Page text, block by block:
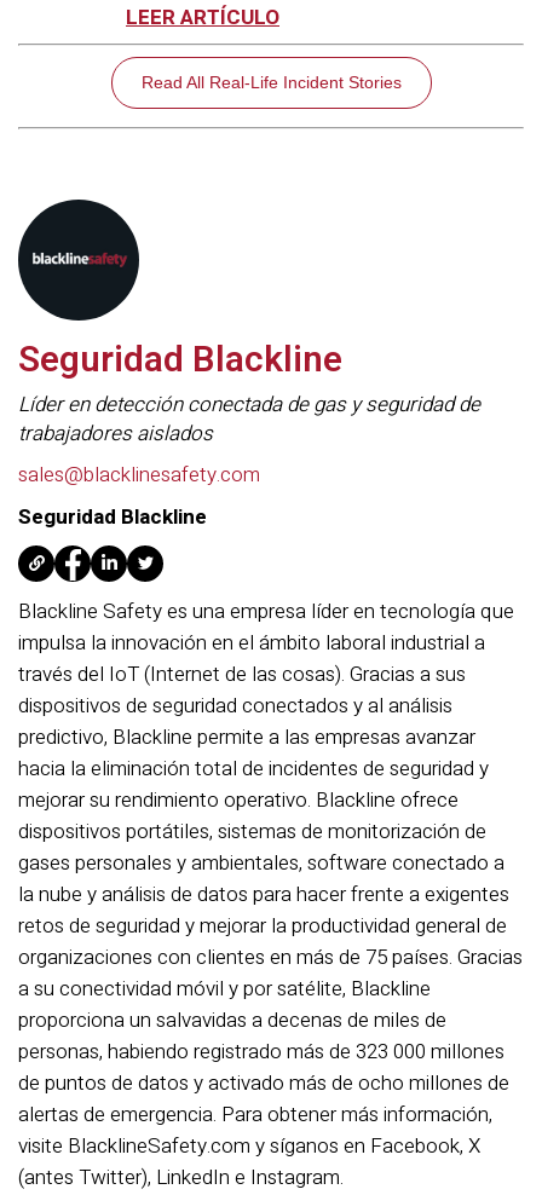
LEER ARTÍCULO
Read All Real-Life Incident Stories
Seguridad Blackline
Líder en detección conectada de gas y seguridad de
trabajadores aislados
sales@blacklinesafety.com
Seguridad Blackline
Blackline Safety es una empresa líder en tecnología que
impulsa la innovación en el ámbito laboral industrial a
través del IoT (Internet de las cosas). Gracias a sus
dispositivos de seguridad conectados y al análisis
predictivo, Blackline permite a las empresas avanzar
hacia la eliminación total de incidentes de seguridad y
mejorar su rendimiento operativo. Blackline ofrece
dispositivos portátiles, sistemas de monitorización de
gases personales y ambientales, software conectado a
la nube y análisis de datos para hacer frente a exigentes
retos de seguridad y mejorar la productividad general de
organizaciones con clientes en más de 75 países. Gracias
a su conectividad móvil y por satélite, Blackline
proporciona un salvavidas a decenas de miles de
personas, habiendo registrado más de 323 000 millones
de puntos de datos y activado más de ocho millones de
alertas de emergencia. Para obtener más información,
visite BlacklineSafety.com y síganos en Facebook, X
(antes Twitter), LinkedIn e Instagram.